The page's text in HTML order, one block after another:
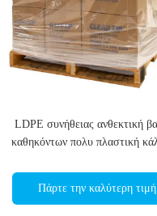
LDPE συνήθειας ανθεκτική
καθηκόντων πολυ πλαστική
Πάρτε την καλύτερη τιμή